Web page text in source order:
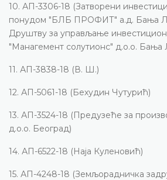
10. АП-3306-18 (Затворени
понудом "БЛБ ПРОФИТ" а.д. Бања
Друштву за управљање
"Манагемент солутионс" д.о.о. Бања
11. АП-3838-18 (В. Ш.)
12. АП-5061-18 (Бехудин Чутурић)
13. АП-3524-18 (Предузеће за
д.о.о. Београд)
14. АП-6522-18 (Наја Куленовић)
15. АП-4248-18 (Земљорадничка